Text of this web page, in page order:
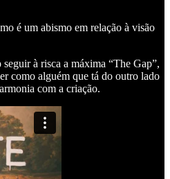
é um abismo em relação à visão
à risca a máxima “The Gap”,
como alguém que tá do outro lado
com a criação.